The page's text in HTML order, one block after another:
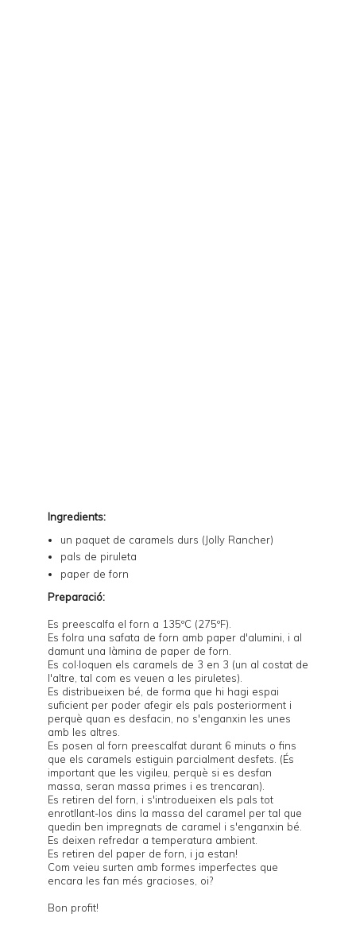
Ingredients:
un paquet de caramels durs (Jolly Rancher)
pals de piruleta
paper de forn
Preparació:
Es preescalfa el forn a 135ºC (275ºF).
Es folra una safata de forn amb paper d'alumini, i al
damunt una làmina de paper de forn.
Es col·loquen els caramels de 3 en 3 (un al costat de
l'altre, tal com es veuen a les piruletes).
Es distribueixen bé, de forma que hi hagi espai
suficient per poder afegir els pals posteriorment i
perquè quan es desfacin, no s'enganxin les unes
amb les altres.
Es posen al forn preescalfat durant 6 minuts o fins
que els caramels estiguin parcialment desfets. (És
important que les vigileu, perquè si es desfan
massa, seran massa primes i es trencaran).
Es retiren del forn, i s'introdueixen els pals tot
enrotllant-los dins la massa del caramel per tal que
quedin ben impregnats de caramel i s'enganxin bé.
Es deixen refredar a temperatura ambient.
Es retiren del paper de forn, i ja estan!
Com veieu surten amb formes imperfectes que
encara les fan més gracioses, oi?
Bon profit!